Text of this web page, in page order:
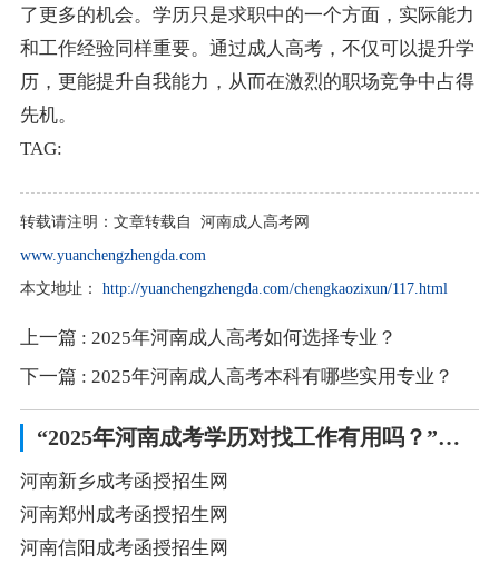
了更多的机会。学历只是求职中的一个方面，实际能力
和工作经验同样重要。通过成人高考，不仅可以提升学
历，更能提升自我能力，从而在激烈的职场竞争中占得
先机。
TAG:
转载请注明： 文章转载自 河南成人高考网
www.yuanchengzhengda.com
本文地址：
http://yuanchengzhengda.com/chengkaozixun/117.html
上一篇 : 2025年河南成人高考如何选择专业？
下一篇 : 2025年河南成人高考本科有哪些实用专业？
“2025年河南成考学历对找工作有用吗？”相关阅读
河南新乡成考函授招生网
河南郑州成考函授招生网
河南信阳成考函授招生网